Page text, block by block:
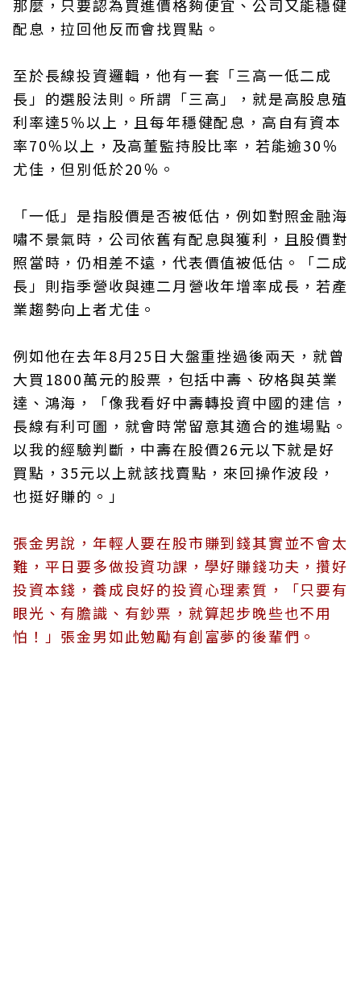
那麼，只要認為買進價格夠便宜、公司又能穩健
配息，拉回他反而會找買點。
至於長線投資邏輯，他有一套「三高一低二成
長」的選股法則。所謂「三高」，就是高股息殖
利率達5％以上，且每年穩健配息，高自有資本
率70％以上，及高董監持股比率，若能逾30％
尤佳，但別低於20％。
「一低」是指股價是否被低估，例如對照金融海
嘯不景氣時，公司依舊有配息與獲利，且股價對
照當時，仍相差不遠，代表價值被低估。「二成
長」則指季營收與連二月營收年增率成長，若產
業趨勢向上者尤佳。
例如他在去年8月25日大盤重挫過後兩天，就曾
大買1800萬元的股票，包括中壽、矽格與英業
達、鴻海，「像我看好中壽轉投資中國的建信，
長線有利可圖，就會時常留意其適合的進場點。
以我的經驗判斷，中壽在股價26元以下就是好
買點，35元以上就該找賣點，來回操作波段，
也挺好賺的。」
張金男說，年輕人要在股市賺到錢其實並不會太
難，平日要多做投資功課，學好賺錢功夫，攢好
投資本錢，養成良好的投資心理素質，「只要有
眼光、有膽識、有鈔票，就算起步晚些也不用
怕！」張金男如此勉勵有創富夢的後輩們。